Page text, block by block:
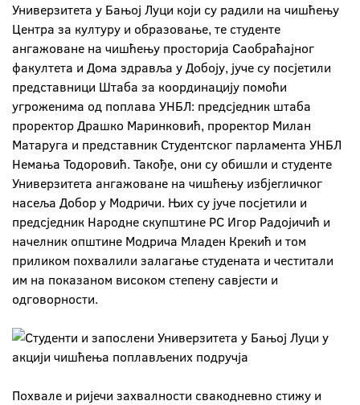
Универзитета у Бањој Луци који су радили на чишћењу
Центра за културу и образовање, те студенте
ангажоване на чишћењу просторија Саобраћајног
факултета и Дома здравља у Добоју, јуче су посјетили
представници Штаба за координацију помоћи
угроженима од поплава УНБЛ: предсједник штаба
проректор Драшко Маринковић, проректор Милан
Матаруга и представник Студентског парламента УНБЛ
Немања Тодоровић. Такође, они су обишли и студенте
Универзитета ангажоване на чишћењу избјегличког
насеља Добор у Модричи. Њих су јуче посјетили и
предсједник Народне скупштине РС Игор Радојичић и
начелник општине Модрича Младен Крекић и том
приликом похвалили залагање студената и честитали
им на показаном високом степену савјести и
одговорности.
Похвале и ријечи захвалности свакодневно стижу и